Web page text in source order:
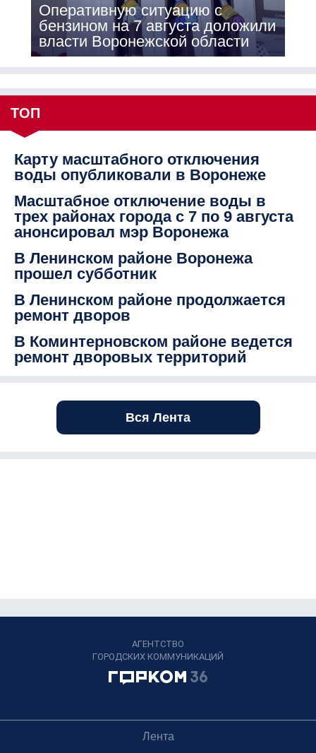
Оперативную ситуацию с
бензином на 7 августа доложили
власти Воронежской области
ТОП
Карту масштабного отключения
воды опубликовали в Воронеже
Масштабное отключение воды в
трех районах города с 7 по 9 августа
анонсировал мэр Воронежа
В Ленинском районе Воронежа
прошел субботник
В Ленинском районе продолжается
ремонт дворов
В Коминтерновском районе ведется
ремонт дворовых территорий
Вся Лента
АГЕНТСТВО
ГОРОДСКИХ КОММУНИКАЦИЙ
Лента